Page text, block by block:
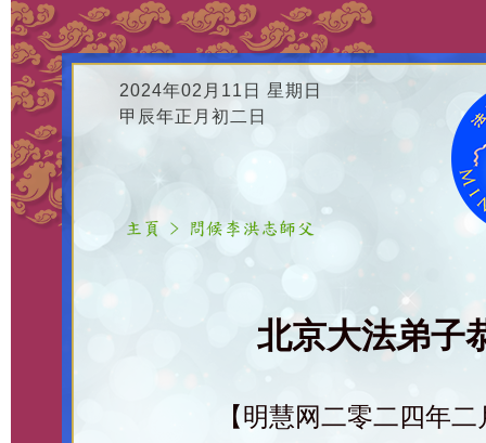
2024年02月11日 星期日
甲辰年正月初二日
北京大法弟子
【明慧网二零二四年